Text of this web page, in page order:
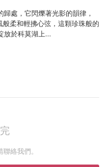
處，它閃爍著光影的韻律，
柔和輕拂心弦，這顆珍珠般的
放於科莫湖上...
絡我們。